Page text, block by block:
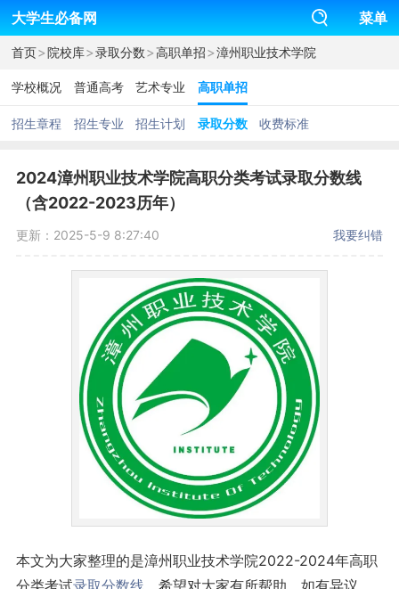
大学生必备网 菜单
首页>院校库>录取分数>高职单招>漳州职业技术学院
学校概况 普通高考 艺术专业 高职单招
招生章程 招生专业 招生计划 录取分数 收费标准
2024漳州职业技术学院高职分类考试录取分数线
（含2022-2023历年）
更新：2025-5-9 8:27:40 我要纠错
本文为大家整理的是漳州职业技术学院2022-2024年高职